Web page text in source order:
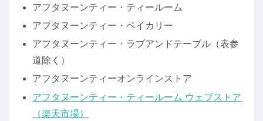
アフタヌーンティー・ティールーム
アフタヌーンティー・ベイカリー
アフタヌーンティー・ラブアンドテーブル（表参
道除く）
アフタヌーンティーオンラインストア
アフタヌーンティー・ティールーム ウェブストア
（楽天市場）